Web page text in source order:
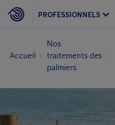
PROFESSIONNELS
Accueil
Nos
traitements des
palmiers